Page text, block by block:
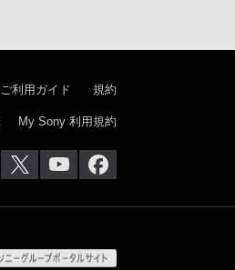
ご利用ガイド 規約
My Sony 利用規約